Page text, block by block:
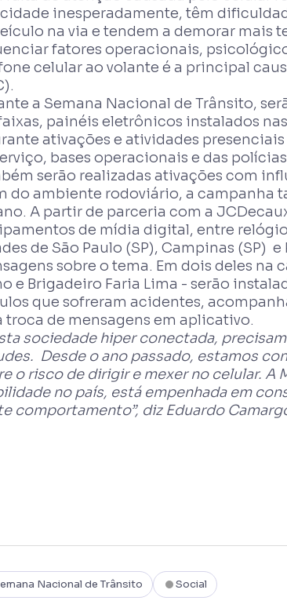
inesperadamente, têm
na via e tendem a demorar mais
fatores operacionais,
celular ao volante é a principal
a Semana Nacional de Trânsito,
painéis eletrônicos instalados
ativações e atividades
bases operacionais e das
serão realizadas ativações com
do ambiente rodoviário, a campanha
A partir de parceria com a
de mídia digital, entre
de São Paulo (SP), Campinas (SP)
sobre o tema. Em dois deles na
e Brigadeiro Faria Lima - serão
que sofreram acidentes,
troca de mensagens em aplicativo.
sociedade hiper conectada,
Desde o ano passado, estamos
o risco de dirigir e mexer no celular. A
no país, está empenhada em
comportamento”, diz Eduardo
Nacional de Trânsito Social